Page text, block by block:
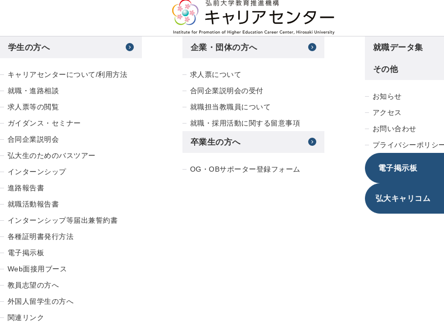
学生の方へ
キャリアセンターについて/利用方法
就職・進路相談
求人票等の閲覧
ガイダンス・セミナー
合同企業説明会
弘大生のためのバスツアー
インターンシップ
進路報告書
就職活動報告書
インターンシップ等届出兼誓約書
各種証明書発行方法
電子掲示板
Web面接用ブース
教員志望の方へ
外国人留学生の方へ
関連リンク
企業・団体の方へ
求人票について
合同企業説明会の受付
就職担当教職員について
就職・採用活動に関する留意事項
卒業生の方へ
OG・OBサポーター登録フォーム
就職データ集
その他
お知らせ
アクセス
お問い合わせ
プライバシーポリシ
電子掲示板
弘大キャリコム